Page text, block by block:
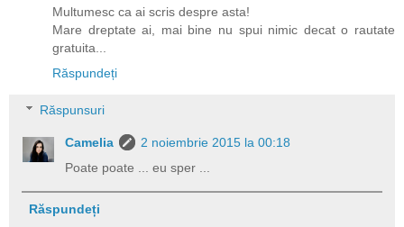
Multumesc ca ai scris despre asta!
Mare dreptate ai, mai bine nu spui nimic decat o rautate
gratuita...
Răspundeți
Răspunsuri
Camelia
2 noiembrie 2015 la 00:18
Poate poate ... eu sper ...
Răspundeți